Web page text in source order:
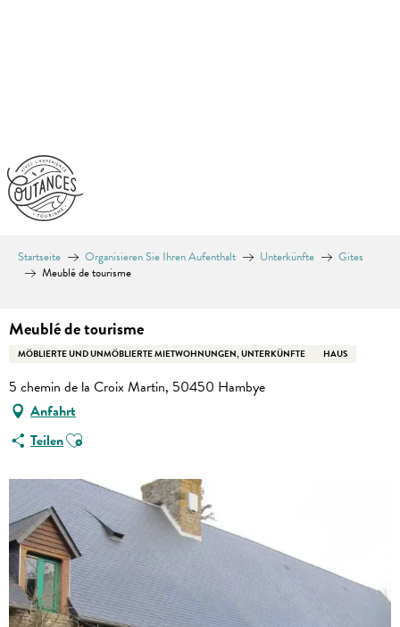
Startseite Organisieren Sie Ihren Aufenthalt Unterkünfte
Gites
Meublé de tourisme
Meublé de tourisme
MÖBLIERTE UND UNMÖBLIERTE MIETWOHNUNGEN, UNTERKÜNFTE HAUS
5 chemin de la Croix Martin, 50450 Hambye
Anfahrt
TeilenAjouter aux favoris